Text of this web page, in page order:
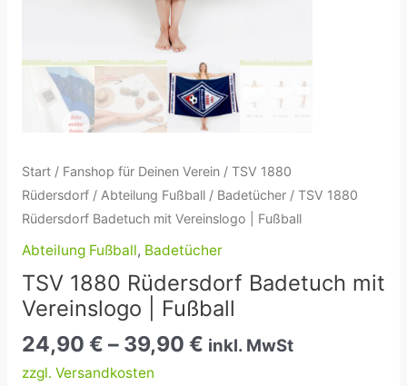
Start/ Fanshop für Deinen Verein/ TSV 1880
Rüdersdorf/ Abteilung Fußball/ Badetücher/ TSV 1880
Rüdersdorf Badetuch mit Vereinslogo | Fußball
Abteilung Fußball, Badetücher
TSV 1880 Rüdersdorf Badetuch mit
Vereinslogo | Fußball
24,90 € – 39,90 € inkl. MwSt
zzgl. Versandkosten